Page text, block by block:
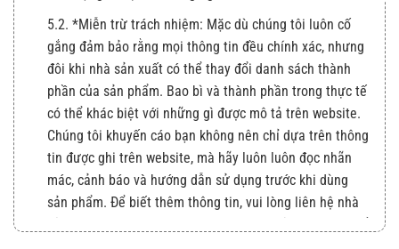
5.2. *Miễn trừ trách nhiệm: Mặc dù chúng tôi luôn cố
gắng đảm bảo rằng mọi thông tin đều chính xác, nhưng
đôi khi nhà sản xuất có thể thay đổi danh sách thành
phần của sản phẩm. Bao bì và thành phần trong thực tế
có thể khác biệt với những gì được mô tả trên website.
Chúng tôi khuyến cáo bạn không nên chỉ dựa trên thông
tin được ghi trên website, mà hãy luôn luôn đọc nhãn
mác, cảnh báo và hướng dẫn sử dụng trước khi dùng
sản phẩm. Để biết thêm thông tin, vui lòng liên hệ nhà